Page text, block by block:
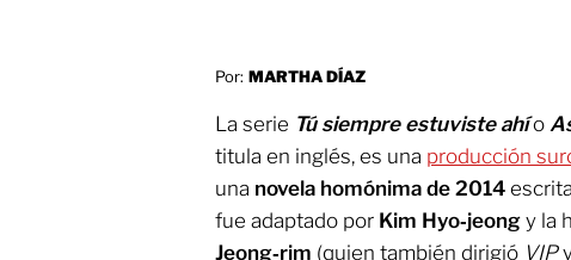
Por: MARTHA DÍAZ
La serie Tú siempre estuviste ahío
titula en inglés, es una producción
una novela homónima de 2014
fue adaptado por Kim Hyo‑jeong y la
Jeong‑rim (quien también dirigió VIP